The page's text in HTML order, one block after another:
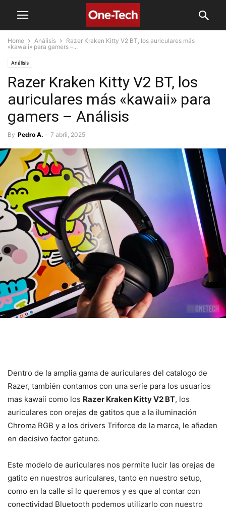
Home Análisis
Razer Kraken Kitty V2 BT, los auriculares más
«kawaii» para gamers –...
Análisis
Razer Kraken Kitty V2 BT, los
auriculares más «kawaii» para
gamers – Análisis
By Pedro A. - 7 abril, 2025
Dentro de la amplia gama de auriculares del catalogo de
Razer, también contamos con una serie para los usuarios
mas kawaii como los Razer Kraken Kitty V2 BT, los
auriculares con orejas de gatitos que a la iluminación
Chroma RGB y a los drivers Triforce de la marca, le añaden
en decisivo factor gatuno.
Este modelo de auriculares nos permite lucir las orejas de
gatito en nuestros auriculares, tanto en nuestro setup,
como en la calle si lo queremos y es que al contar con
conectividad Bluetooth podemos utilizarlo con nuestro